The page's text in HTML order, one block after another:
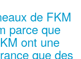
de FKM
parce que
ont une
que des